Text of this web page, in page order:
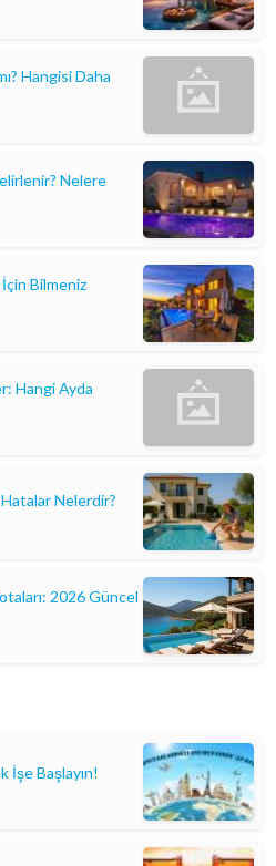
Hangisi Daha
Nelere
Bilmeniz
Hangi Ayda
Nelerdir?
2026 Güncel
İşe Başlayın!